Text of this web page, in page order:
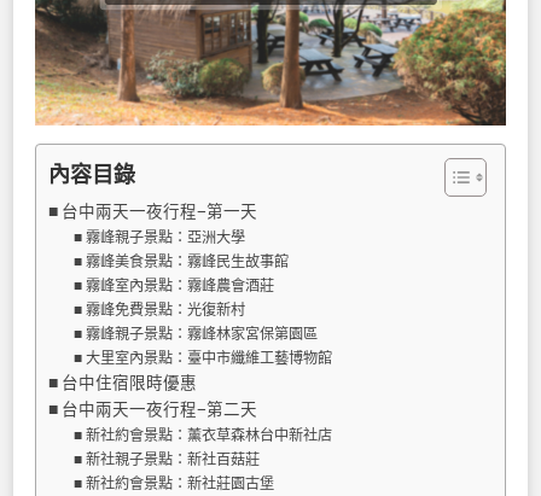
內容目錄
台中兩天一夜行程−第一天
霧峰親子景點：亞洲大學
霧峰美食景點：霧峰民生故事館
霧峰室內景點：霧峰農會酒莊
霧峰免費景點：光復新村
霧峰親子景點：霧峰林家宮保第園區
大里室內景點：臺中市纖維工藝博物館
台中住宿限時優惠
台中兩天一夜行程−第二天
新社約會景點：薰衣草森林台中新社店
新社親子景點：新社百菇莊
新社約會景點：新社莊園古堡